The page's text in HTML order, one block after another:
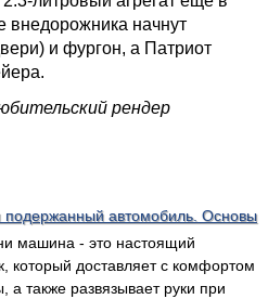
внедорожника начнут
и фургон, а Патриот
рендер
подержанный автомобиль. Основы
машина - это настоящий
который доставляет с комфортом
а также развязывает руки при